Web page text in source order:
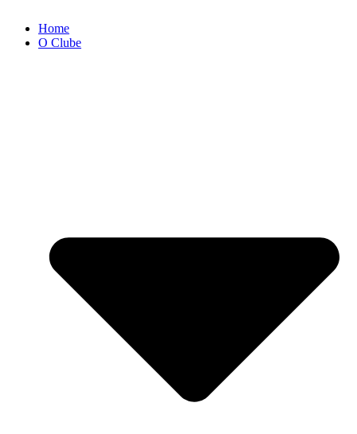
Home
O Clube